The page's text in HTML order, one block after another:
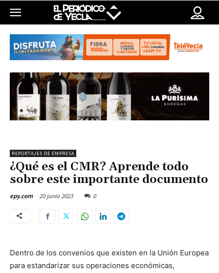
REPORTAJES DE EMPRESA
¿Qué es el CMR? Aprende todo
sobre este importante documento
epy.com 20 junio 2023 0
Dentro de los convenios que existen en la Unión Europea
para estandarizar sus operaciones económicas,